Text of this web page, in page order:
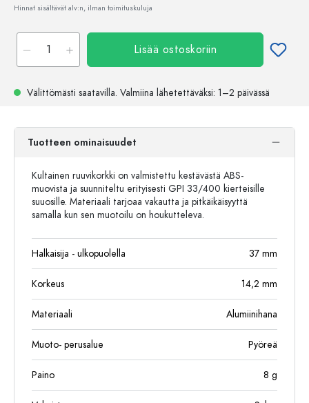
Hinnat sisältävät alv:n, ilman toimituskuluja
Lisää ostoskoriin
Välittömästi saatavilla. Valmiina lähetettäväksi: 1–2 päivässä
Tuotteen ominaisuudet
Kultainen ruuvikorkki on valmistettu kestävästä ABS-
muovista ja suunniteltu erityisesti GPI 33/400 kierteisille
suuosille. Materiaali tarjoaa vakautta ja pitkäikäisyyttä
samalla kun sen muotoilu on houkutteleva.
Halkaisija - ulkopuolella 37 mm
Korkeus 14,2 mm
Materiaali Alumiinihana
Muoto- perusalue Pyöreä
Paino 8 g